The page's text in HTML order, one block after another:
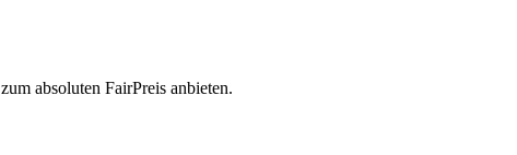
zum absoluten FairPreis anbieten.